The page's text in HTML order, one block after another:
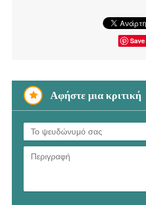
Save
Αφήστε μια κριτική